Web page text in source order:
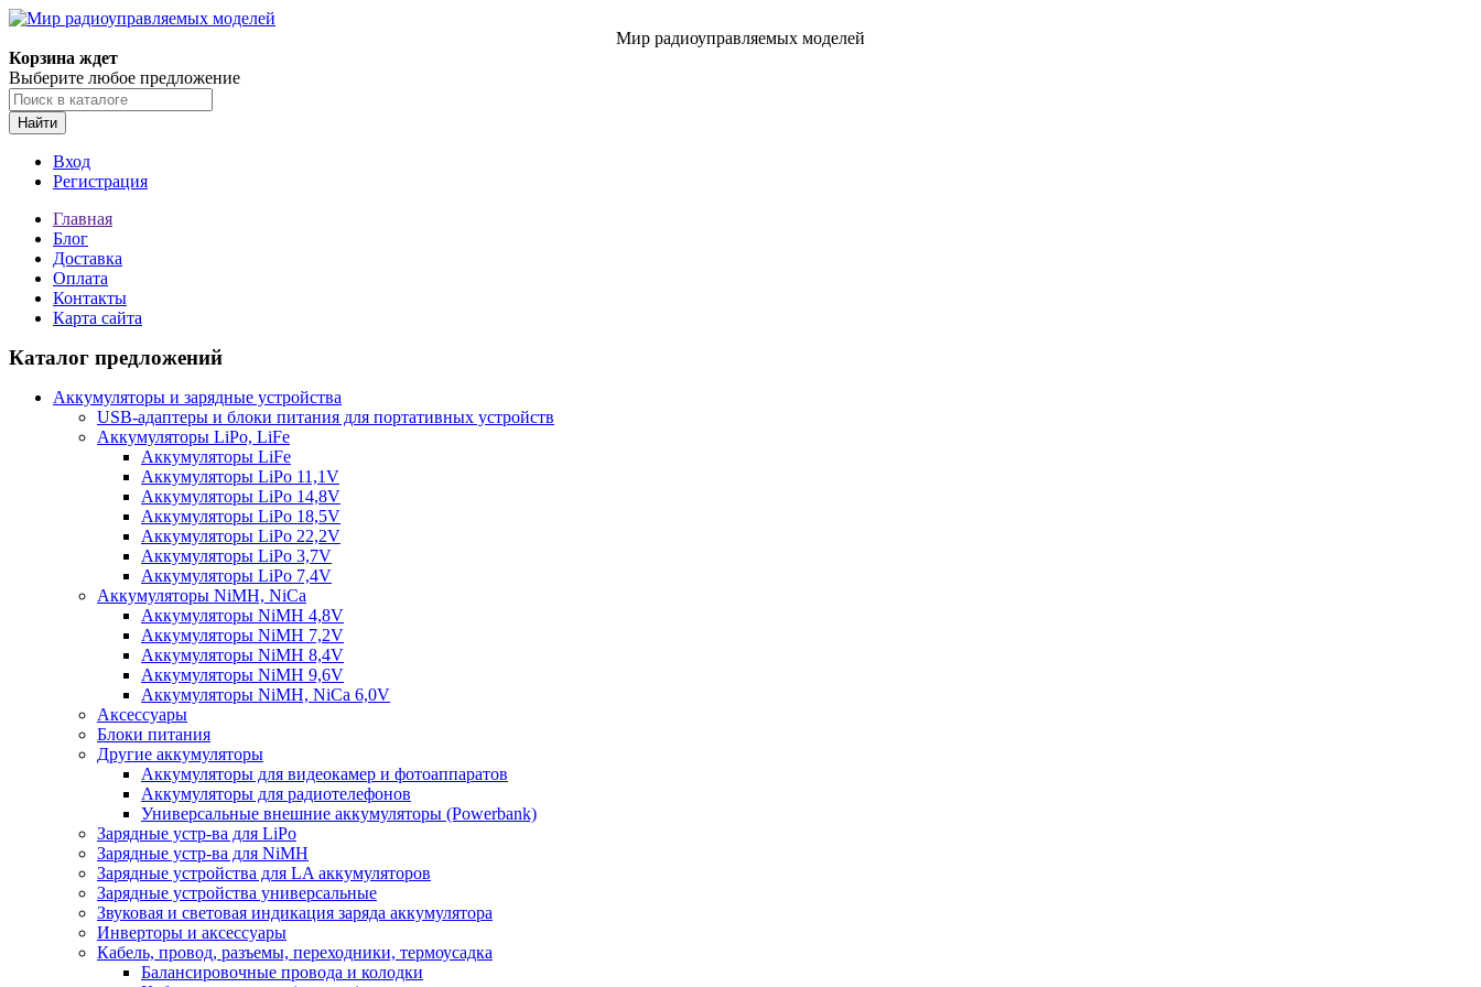
Мир радиоуправляемых моделей
Корзина ждет
Выберите любое предложение
Найти
Вход
Регистрация
Главная
Блог
Доставка
Оплата
Контакты
Карта сайта
Каталог предложений
Аккумуляторы и зарядные устройства
USB-адаптеры и блоки питания для портативных устройств
Аккумуляторы LiPo, LiFe
Аккумуляторы LiFe
Аккумуляторы LiPo 11,1V
Аккумуляторы LiPo 14,8V
Аккумуляторы LiPo 18,5V
Аккумуляторы LiPo 22,2V
Аккумуляторы LiPo 3,7V
Аккумуляторы LiPo 7,4V
Аккумуляторы NiMH, NiCa
Аккумуляторы NiMH 4,8V
Аккумуляторы NiMH 7,2V
Аккумуляторы NiMH 8,4V
Аккумуляторы NiMH 9,6V
Аккумуляторы NiMH, NiCa 6,0V
Аксессуары
Блоки питания
Другие аккумуляторы
Аккумуляторы для видеокамер и фотоаппаратов
Аккумуляторы для радиотелефонов
Универсальные внешние аккумуляторы (Powerbank)
Зарядные устр-ва для LiPo
Зарядные устр-ва для NiMH
Зарядные устройства для LA аккумуляторов
Зарядные устройства универсальные
Звуковая и световая индикация заряда аккумулятора
Инверторы и аксессуары
Кабель, провод, разъемы, переходники, термоусадка
Балансировочные провода и колодки